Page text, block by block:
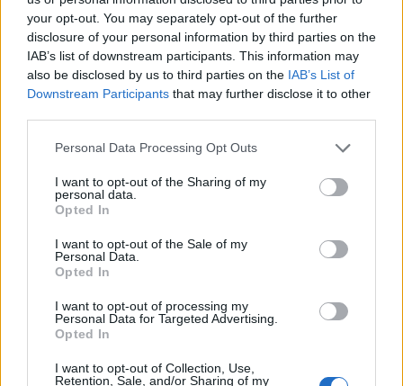
your opt-out. You may separately opt-out of the further
disclosure of your personal information by third parties on the
IAB’s list of downstream participants. This information may
also be disclosed by us to third parties on the IAB’s List of
Downstream Participants that may further disclose it to other
Please note that this website/app uses one or more Google
not limited to your visit or usage behaviour. You may click to
grant or deny consent to Google and its third-party tags to
use your data for below specified purposes in below Google
consent section.
Personal Data Processing Opt Outs
I want to opt-out of the Sharing of my
personal data.
Opted In
I want to opt-out of the Sale of my
Personal Data.
Opted In
I want to opt-out of processing my
Personal Data for Targeted Advertising.
Opted In
I want to opt-out of Collection, Use,
Retention, Sale, and/or Sharing of my